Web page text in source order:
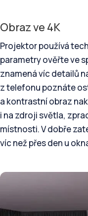
Obraz ve 4K
Projektor používá
parametry ověřte ve
znamená víc detailů
z telefonu poznáte
a kontrastní obraz
i na zdroji světla,
místnosti. V dobře
víc než přes den u